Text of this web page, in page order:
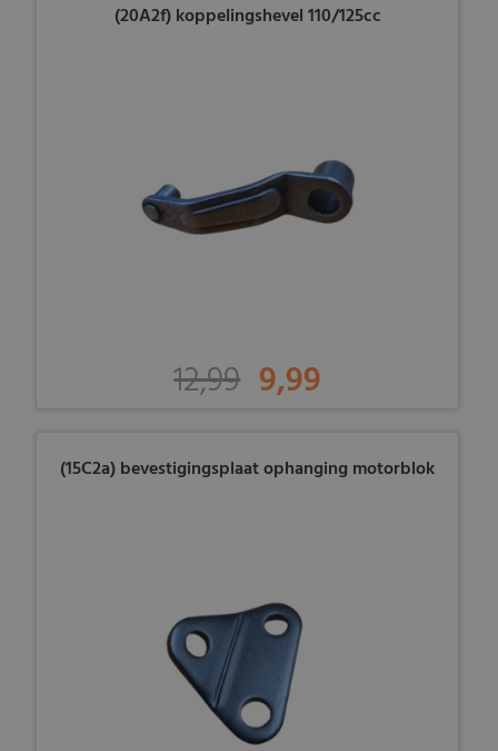
(20A2f) koppelingshevel 110/125cc
12,99 9,99
(15C2a) bevestigingsplaat ophanging motorblok